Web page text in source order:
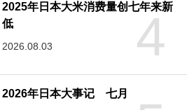
4
2025年日本大米消费量创七年来新
低
2026.08.03
2026年日本大事记 七月